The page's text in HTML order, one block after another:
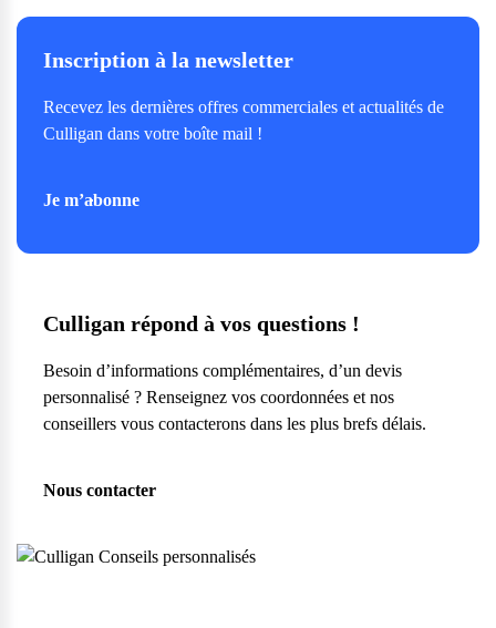
Inscription à la newsletter
Recevez les dernières offres commerciales et actualités de
Culligan dans votre boîte mail !
Je m’abonne
Culligan répond à vos questions !
Besoin d’informations complémentaires, d’un devis
personnalisé ? Renseignez vos coordonnées et nos
conseillers vous contacterons dans les plus brefs délais.
Nous contacter